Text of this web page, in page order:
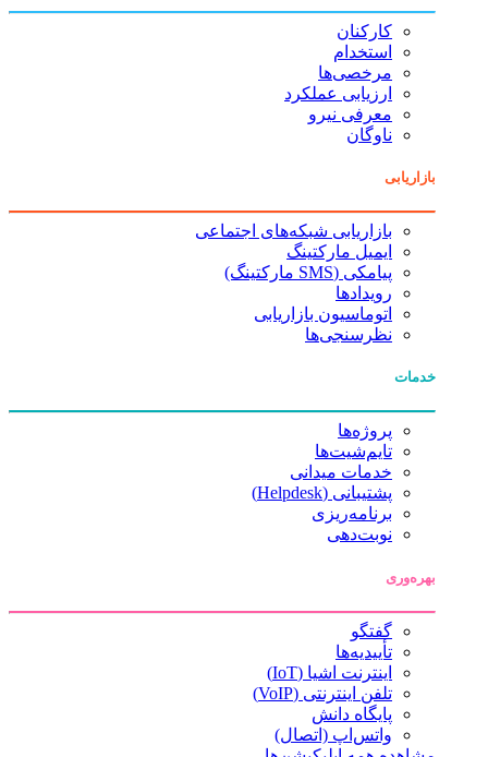
کارکنان
استخدام
مرخصی‌ها
ارزیابی عملکرد
معرفی نیرو
ناوگان
بازاریابی
بازاریابی شبکه‌های اجتماعی
ایمیل مارکتینگ
پیامکی (SMS مارکتینگ)
رویدادها
اتوماسیون بازاریابی
نظرسنجی‌ها
خدمات
پروژه‌ها
تایم‌شیت‌ها
خدمات میدانی
پشتیبانی (Helpdesk)
برنامه‌ریزی
نوبت‌دهی
بهره‌وری
گفتگو
تأییدیه‌ها
اینترنت اشیا (IoT)
تلفن اینترنتی (VoIP)
پایگاه دانش
واتس‌اپ (اتصال)